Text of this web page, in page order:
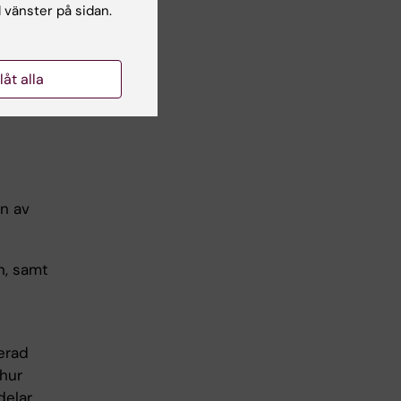
av
samt
på sidan.
alla